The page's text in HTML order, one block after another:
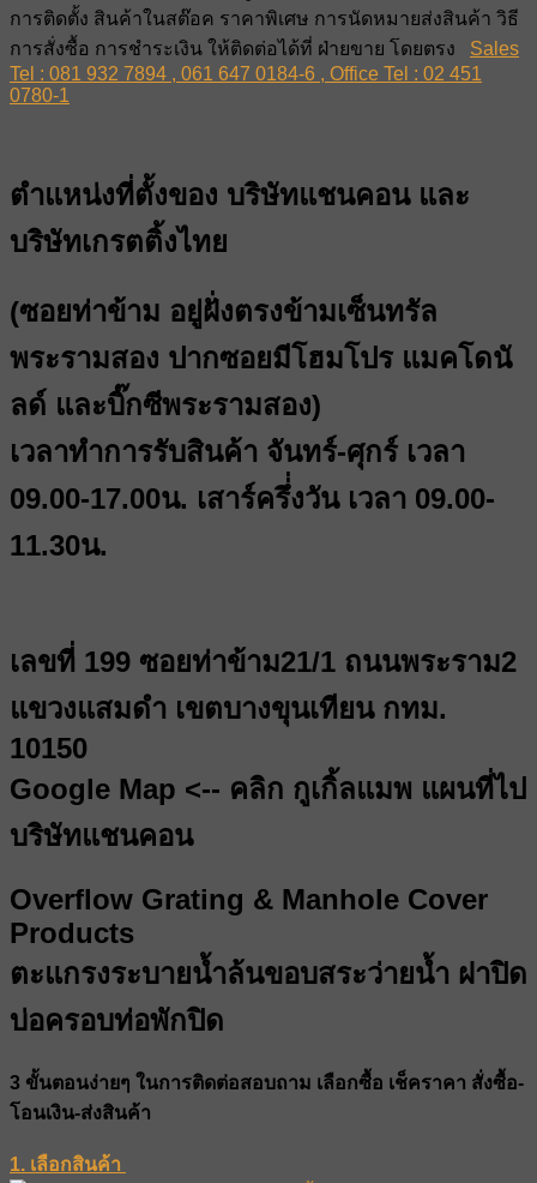
การติดตั้ง สินค้าในสต๊อค ราคาพิเศษ การนัดหมายส่งสินค้า วิธี
การสั่งซื้อ การชำระเงิน ให้ติดต่อได้ที่ ฝ่ายขาย โดยตรง Sales
Tel : 081 932 7894 , 061 647 0184-6 , Office Tel : 02 451
0780-1
ตำแหน่งที่ตั้งของ บริษัทแชนคอน และ
บริษัทเกรตติ้งไทย
(ซอยท่าข้าม อยู่ฝั่งตรงข้ามเซ็นทรัล
พระรามสอง ปากซอยมีโฮมโปร แมคโดนั
ลด์ และบิ๊กซีพระรามสอง)
เวลาทำการรับสินค้า จันทร์-ศุกร์ เวลา
09.00-17.00น. เสาร์ครึ่่งวัน เวลา 09.00-
11.30น.
เลขที่ 199 ซอยท่าข้าม21/1 ถนนพระราม2
แขวงแสมดำ เขตบางขุนเทียน กทม.
10150
Google Map <-- คลิก กูเกิ้ลแมพ แผนที่ไป
บริษัทแชนคอน
Overflow Grating & Manhole Cover
Products
ตะแกรงระบายน้ำล้นขอบสระว่ายน้ำ ฝาปิด
บ่อครอบท่อพักปิด
3 ขั้นตอนง่ายๆ ในการติดต่อสอบถาม เลือกซื้อ เช็คราคา สั่งซื้อ-
โอนเงิน-ส่งสินค้า
1. เลือกสินค้า